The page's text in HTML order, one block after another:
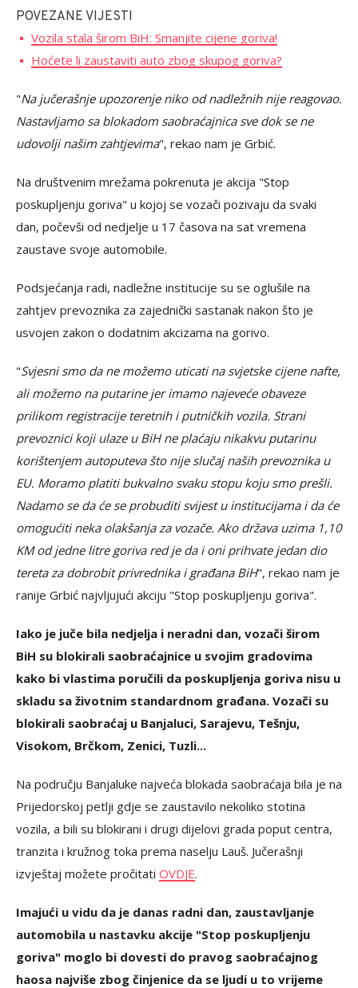
POVEZANE VIJESTI
Vozila stala širom BiH: Smanjite cijene goriva!
Hoćete li zaustaviti auto zbog skupog goriva?
"Na jučerašnje upozorenje niko od nadležnih nije reagovao.
Nastavljamo sa blokadom saobraćajnica sve dok se ne
udovolji našim zahtjevima", rekao nam je Grbić.
Na društvenim mrežama pokrenuta je akcija "Stop
poskupljenju goriva" u kojoj se vozači pozivaju da svaki
dan, počevši od nedjelje u 17 časova na sat vremena
zaustave svoje automobile.
Podsjećanja radi, nadležne institucije su se oglušile na
zahtjev prevoznika za zajednički sastanak nakon što je
usvojen zakon o dodatnim akcizama na gorivo.
"Svjesni smo da ne možemo uticati na svjetske cijene nafte,
ali možemo na putarine jer imamo najeveće obaveze
prilikom registracije teretnih i putničkih vozila. Strani
prevoznici koji ulaze u BiH ne plaćaju nikakvu putarinu
korištenjem autoputeva što nije slučaj naših prevoznika u
EU. Moramo platiti bukvalno svaku stopu koju smo prešli.
Nadamo se da će se probuditi svijest u institucijama i da će
omogućiti neka olakšanja za vozače. Ako država uzima 1,10
KM od jedne litre goriva red je da i oni prihvate jedan dio
tereta za dobrobit privrednika i građana BiH", rekao nam je
ranije Grbić najvljujući akciju "Stop poskupljenju goriva".
Iako je juče bila nedjelja i neradni dan, vozači širom
BiH su blokirali saobraćajnice u svojim gradovima
kako bi vlastima poručili da poskupljenja goriva nisu u
skladu sa životnim standardnom građana. Vozači su
blokirali saobraćaj u Banjaluci, Sarajevu, Tešnju,
Visokom, Brčkom, Zenici, Tuzli...
Na području Banjaluke najveća blokada saobraćaja bila je na
Prijedorskoj petlji gdje se zaustavilo nekoliko stotina
vozila, a bili su blokirani i drugi dijelovi grada poput centra,
tranzita i kružnog toka prema naselju Lauš. Jučerašnji
izvještaj možete pročitati OVDJE.
Imajući u vidu da je danas radni dan, zaustavljanje
automobila u nastavku akcije "Stop poskupljenju
goriva" moglo bi dovesti do pravog saobraćajnog
haosa najviše zbog činjenice da se ljudi u to vrijeme